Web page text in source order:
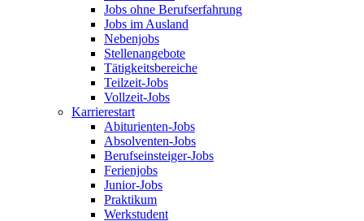
Jobs ohne Berufserfahrung
Jobs im Ausland
Nebenjobs
Stellenangebote
Tätigkeitsbereiche
Teilzeit-Jobs
Vollzeit-Jobs
Karrierestart
Abiturienten-Jobs
Absolventen-Jobs
Berufseinsteiger-Jobs
Ferienjobs
Junior-Jobs
Praktikum
Werkstudent